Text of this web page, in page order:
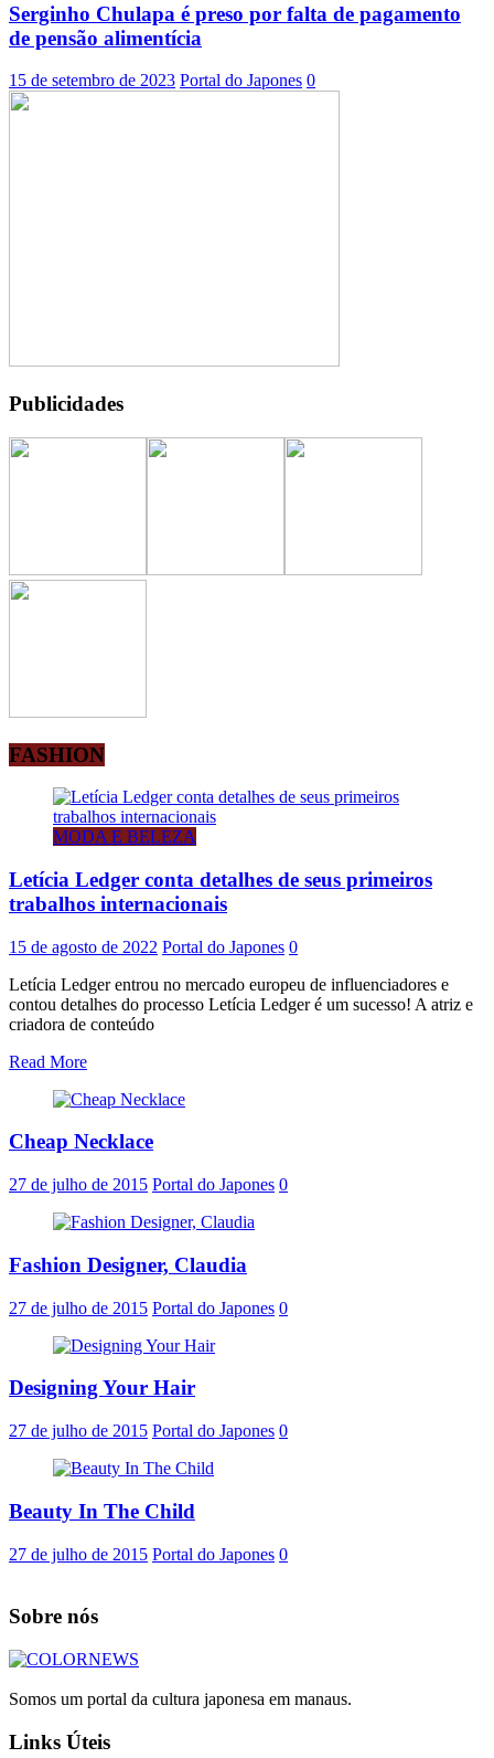
Serginho Chulapa é preso por falta de pagamento
de pensão alimentícia
15 de setembro de 2023 Portal do Japones 0
Publicidades
FASHION
MODA E BELEZA
Letícia Ledger conta detalhes de seus primeiros
trabalhos internacionais
15 de agosto de 2022 Portal do Japones 0
Letícia Ledger entrou no mercado europeu de influenciadores e
contou detalhes do processo Letícia Ledger é um sucesso! A atriz e
criadora de conteúdo
Read More
Cheap Necklace
27 de julho de 2015 Portal do Japones 0
Fashion Designer, Claudia
27 de julho de 2015 Portal do Japones 0
Designing Your Hair
27 de julho de 2015 Portal do Japones 0
Beauty In The Child
27 de julho de 2015 Portal do Japones 0
Sobre nós
Somos um portal da cultura japonesa em manaus.
Links Úteis